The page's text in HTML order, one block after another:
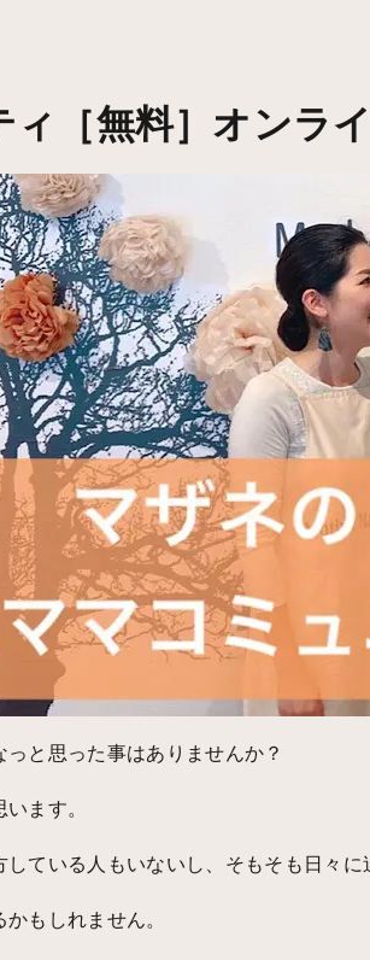
ィ［無料］オンラ
と思った事はありませんか？
ます。
ている人もいないし、そもそも日々に
もしれません。